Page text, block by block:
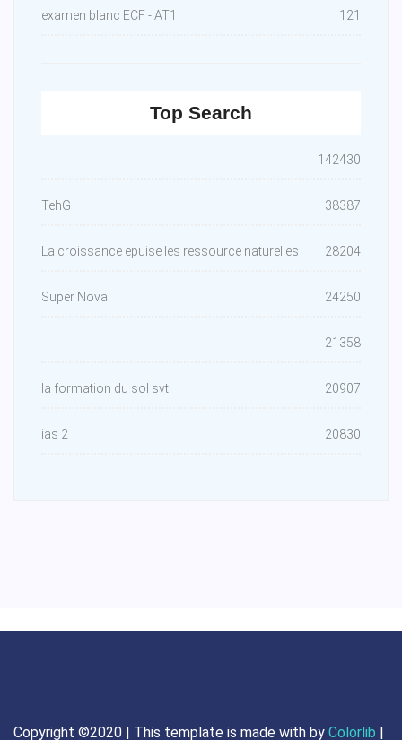
examen blanc ECF - AT1 121
Top Search
142430
TehG 38387
La croissance epuise les ressource naturelles 28204
Super Nova 24250
21358
la formation du sol svt 20907
ias 2 20830
Copyright ©2020 | This template is made with by Colorlib |